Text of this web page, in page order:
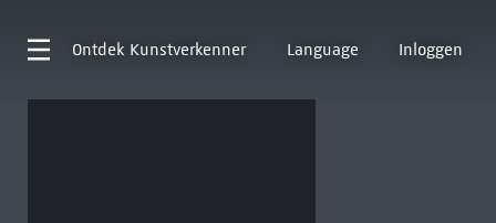
Ontdek Kunstverkenner Language Inloggen